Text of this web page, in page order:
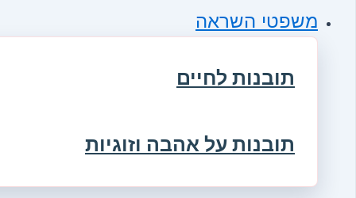
משפטי השראה
תובנות לחיים
תובנות על אהבה וזוגיות